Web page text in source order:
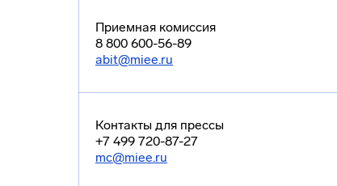
Приемная комиссия
8 800 600-56-89
abit@miee.ru
Контакты для прессы
+7 499 720-87-27
mc@miee.ru